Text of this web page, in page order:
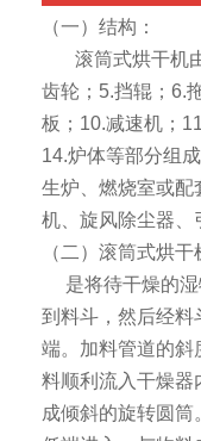
（一）结构：
滚筒式烘干机由
齿轮；5.挡辊；6.
板；10.减速机；
14.炉体等部分组
生炉、燃烧室或配
机、旋风除尘器、
（二）滚筒式烘干
是将待干燥的湿
到料斗，然后经料
端。加料管道的斜
料顺利流入干燥器
成倾斜的旋转圆